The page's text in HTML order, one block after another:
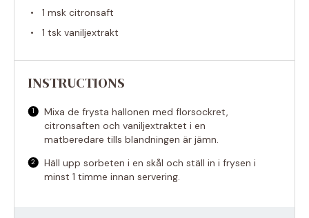
1 msk citronsaft
1 tsk vaniljextrakt
INSTRUCTIONS
Mixa de frysta hallonen med florsockret,
citronsaften och vaniljextraktet i en
matberedare tills blandningen är jämn.
Häll upp sorbeten i en skål och ställ in i frysen i
minst 1 timme innan servering.